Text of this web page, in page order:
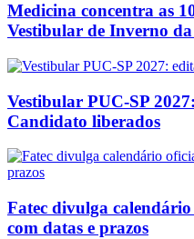
Medicina concentra as
Vestibular de Inverno
Vestibular PUC-SP
Candidato liberados
Fatec divulga
com datas e prazos